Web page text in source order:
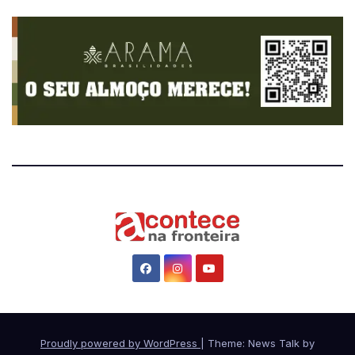
Proudly powered by WordPress Theme: News Talk by